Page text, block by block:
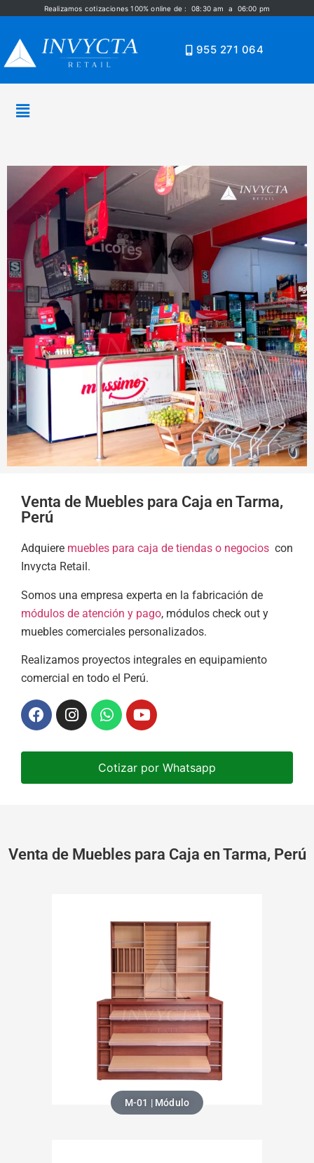
Realizamos cotizaciones 100% online de : 08:30 am a 06:00 pm
955 271 064
Venta de Muebles para Caja en Tarma,
Perú
Adquiere muebles para caja de tiendas o negocios con
Invycta Retail.
Somos una empresa experta en la fabricación de
módulos de atención y pago, módulos check out y
muebles comerciales personalizados.
Realizamos proyectos integrales en equipamiento
comercial en todo el Perú.
Cotizar por Whatsapp
Venta de Muebles para Caja en Tarma, Perú
M-01 | Módulo